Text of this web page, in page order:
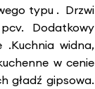
typu . Drzwi
Dodatkowy
.Kuchnia widna,
w cenie
gładź gipsowa.